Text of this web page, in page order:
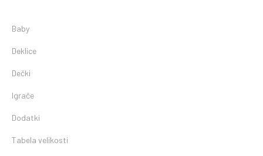
Baby
Deklice
Dečki
Igrače
Dodatki
Tabela velikosti